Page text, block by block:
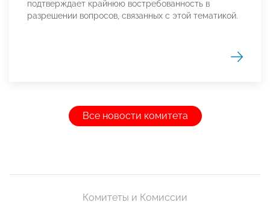
подтверждает крайнюю востребованность в
разрешении вопросов, связанных с этой тематикой.
Все новости комитета
Комитеты и Комиссии